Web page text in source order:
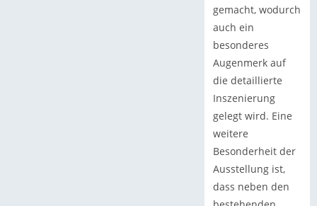
gemacht, wodurch
auch ein
besonderes
Augenmerk auf
die detaillierte
Inszenierung
gelegt wird. Eine
weitere
Besonderheit der
Ausstellung ist,
dass neben den